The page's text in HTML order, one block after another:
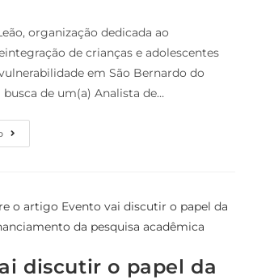
organização dedicada ao
de crianças e adolescentes
em São Bernardo do
de um(a) Analista de…
discutir o papel da